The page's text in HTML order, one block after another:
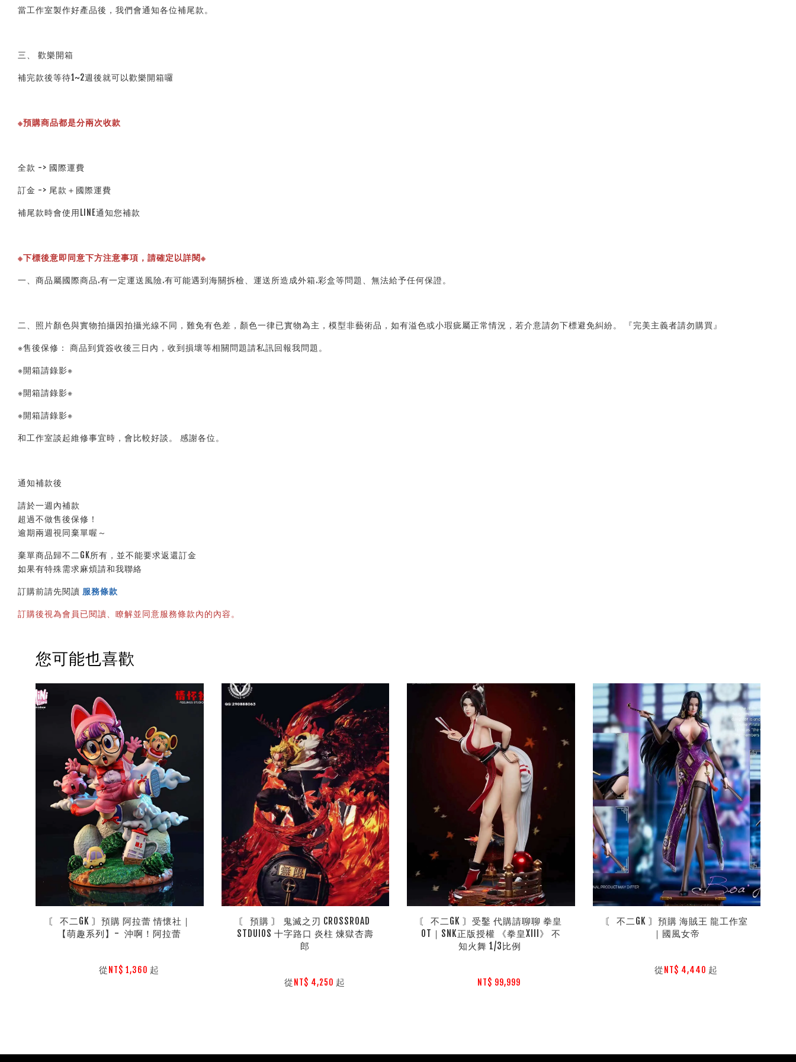
當工作室製作好產品後，我們會通知各位補尾款。
三、 歡樂開箱
補完款後等待1~2週後就可以歡樂開箱囉
※預購商品都是分兩次收款
全款 -> 國際運費
訂金 -> 尾款＋國際運費
補尾款時會使用LINE通知您補款
※下標後意即同意下方注意事項，請確定以詳閱※
一、商品屬國際商品.有一定運送風險.有可能遇到海關拆檢、運送所造成外箱.彩盒等問題、無法給予任何保證。
二、照片顏色與實物拍攝因拍攝光線不同，難免有色差，顏色一律已實物為主，模型非藝術品，如有溢色或小瑕疵屬正常情況，若介意請勿下標避免糾紛。 『完美主義者請勿購買』
※售後保修： 商品到貨簽收後三日內，收到損壞等相關問題請私訊回報我問題。
※開箱請錄影※
※開箱請錄影※
※開箱請錄影※
和工作室談起維修事宜時，會比較好談。 感謝各位。
通知補款後
請於一週內補款
超過不做售後保修！
逾期兩週視同棄單喔～
棄單商品歸不二GK所有，並不能要求返還訂金
如果有特殊需求麻煩請和我聯絡
訂購前請先閱讀 服務條款
訂購後視為會員已閱讀、瞭解並同意服務條款內的內容。
您可能也喜歡
〘 不二GK 〙預購 阿拉蕾 情懷社｜
【萌趣系列】-  沖啊！阿拉蕾
        從
NT$ 1,360 起
〘 預購 〙 鬼滅之刃 CROSSROAD
STDUIOS 十字路口 炎柱 煉獄杏壽
郎
        從
NT$ 4,250 起
〘 不二GK 〙受鑿 代購請聊聊 拳皇
OT｜SNK正版授權 《拳皇XIII》 不
知火舞 1/3比例
NT$ 99,999
〘 不二GK 〙預購 海賊王 龍工作室
｜國風女帝
        從
NT$ 4,440 起